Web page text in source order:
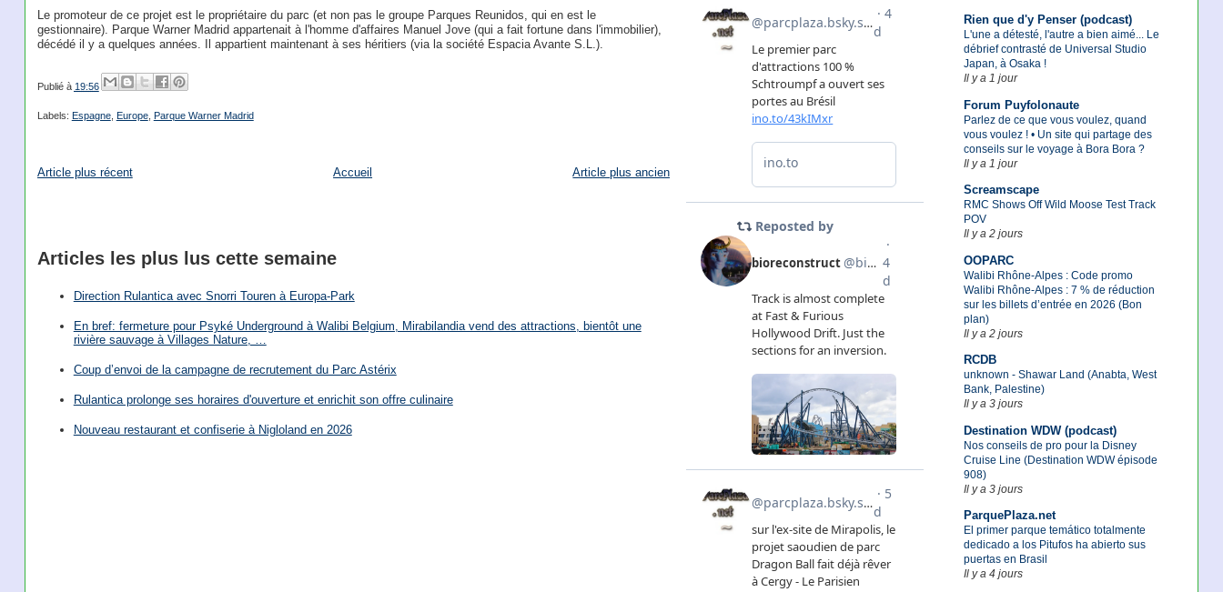
Rien que d'y Penser (podcast)
L'une a détesté, l'autre a bien aimé... Le
débrief contrasté de Universal Studio
Japan, à Osaka !
Il y a 1 jour
Forum Puyfolonaute
Parlez de ce que vous voulez, quand
vous voulez ! • Un site qui partage des
conseils sur le voyage à Bora Bora ?
Il y a 1 jour
Screamscape
RMC Shows Off Wild Moose Test Track
POV
Il y a 2 jours
OOPARC
Walibi Rhône-Alpes : Code promo
Walibi Rhône-Alpes : 7 % de réduction
sur les billets d’entrée en 2026 (Bon
plan)
Il y a 2 jours
RCDB
unknown - Shawar Land (Anabta, West
Bank, Palestine)
Il y a 3 jours
Destination WDW (podcast)
Nos conseils de pro pour la Disney
Cruise Line (Destination WDW épisode
908)
Il y a 3 jours
ParquePlaza.net
El primer parque temático totalmente
dedicado a los Pitufos ha abierto sus
puertas en Brasil
Il y a 4 jours
Le promoteur de ce projet est le propriétaire du parc (et non pas le groupe Parques Reunidos, qui en est le
gestionnaire). Parque Warner Madrid appartenait à l'homme d'affaires Manuel Jove (qui a fait fortune dans l'immobilier),
décédé il y a quelques années. Il appartient maintenant à ses héritiers (via la société Espacia Avante S.L.).
Publié à 19:56
Labels: Espagne, Europe, Parque Warner Madrid
Article plus récent Article plus ancien
Accueil
Articles les plus lus cette semaine
Direction Rulantica avec Snorri Touren à Europa-Park
En bref: fermeture pour Psyké Underground à Walibi Belgium, Mirabilandia vend des attractions, bientôt une
rivière sauvage à Villages Nature, …
Coup d’envoi de la campagne de recrutement du Parc Astérix
Rulantica prolonge ses horaires d'ouverture et enrichit son offre culinaire
Nouveau restaurant et confiserie à Nigloland en 2026